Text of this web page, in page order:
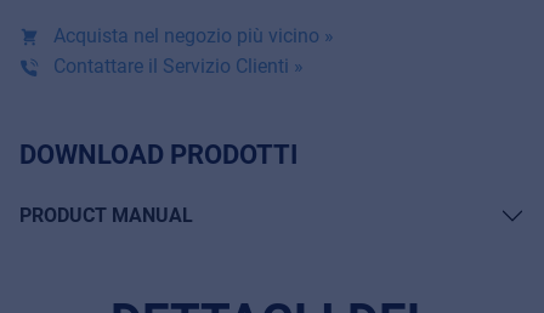
Acquista nel negozio più vicino »
Contattare il Servizio Clienti »
DOWNLOAD PRODOTTI
PRODUCT MANUAL